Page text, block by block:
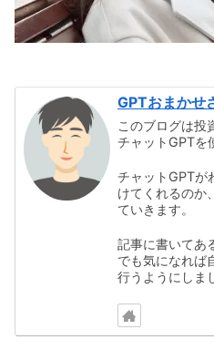
GPTおまかせ
このブログは投
チャットGPTを
チャットGPTが
けてくれるのか
ていきます。
記事に書いてあ
でも気になれば
行うようにしま